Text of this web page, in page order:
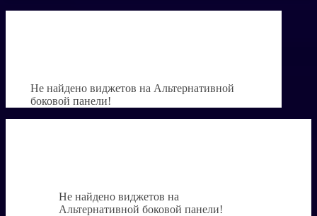
Не найдено виджетов на Альтернативной
боковой панели!
Не найдено виджетов на
Альтернативной боковой панели!